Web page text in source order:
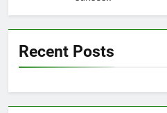
Recent Posts